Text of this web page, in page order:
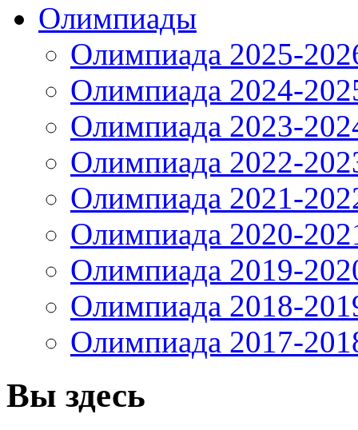
Олимпиады
Олимпиада 2025-
Олимпиада 2024-
Олимпиада 2023-
Олимпиада 2022-
Олимпиада 2021-
Олимпиада 2020-
Олимпиада 2019-
Олимпиада 2018-
Олимпиада 2017-
Вы здесь